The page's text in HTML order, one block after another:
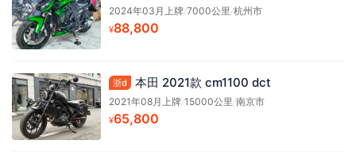
2024年03月上牌/7000公里 /杭州市
¥88,800
浙d 本田 2021款 cm1100 dct
2021年08月上牌/15000公里 /南京市
¥65,800